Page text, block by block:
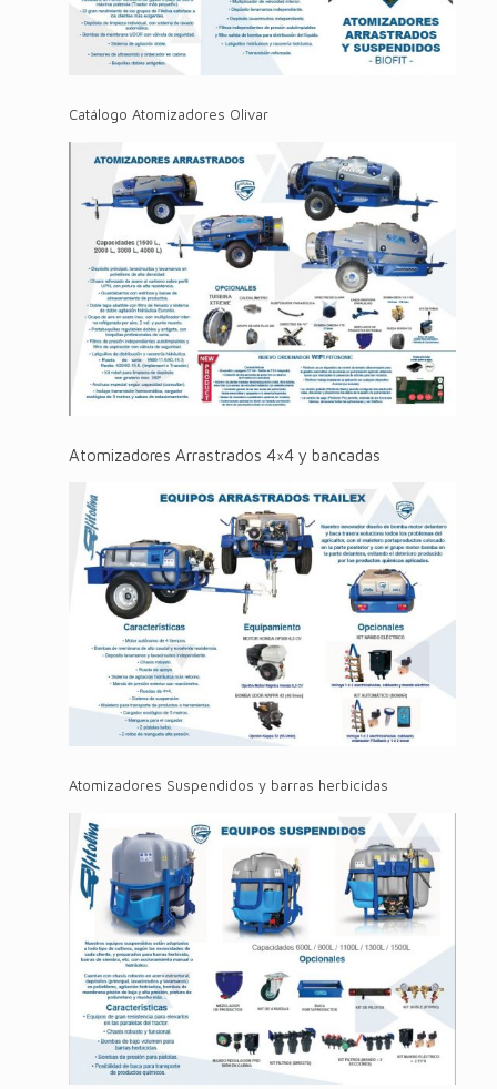
Catálogo Atomizadores Olivar
Atomizadores Arrastrados 4×4 y bancadas
Atomizadores Suspendidos y barras herbicidas